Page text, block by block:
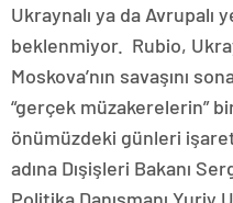
Ukraynalı ya da Avrupalı
beklenmiyor. Rubio,
Moskova’nın savaşını
“gerçek müzakerelerin”
önümüzdeki günleri
adına Dışişleri Bakanı